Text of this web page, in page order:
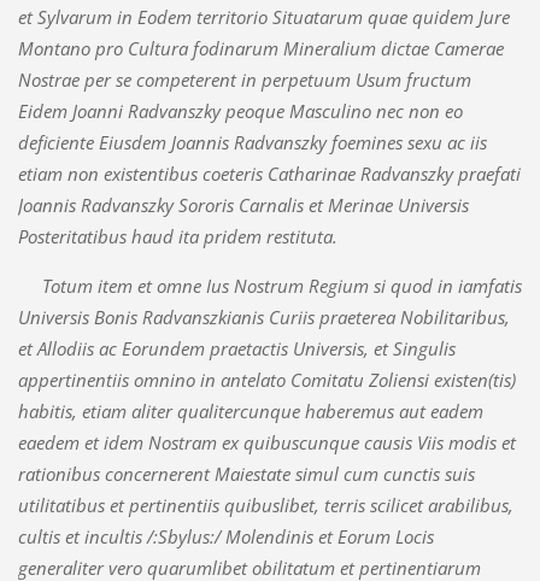
et Sylvarum in Eodem territorio Situatarum quae quidem Jure
Montano pro Cultura fodinarum Mineralium dictae Camerae
Nostrae per se competerent in perpetuum Usum fructum
Eidem Joanni Radvanszky peoque Masculino nec non eo
deficiente Eiusdem Joannis Radvanszky foemines sexu ac iis
etiam non existentibus coeteris Catharinae Radvanszky praefati
Joannis Radvanszky Sororis Carnalis et Merinae Universis
Posteritatibus haud ita pridem restituta.
Totum item et omne Ius Nostrum Regium si quod in iamfatis
Universis Bonis Radvanszkianis Curiis praeterea Nobilitaribus,
et Allodiis ac Eorundem praetactis Universis, et Singulis
appertinentiis omnino in antelato Comitatu Zoliensi existen(tis)
habitis, etiam aliter qualitercunque haberemus aut eadem
eaedem et idem Nostram ex quibuscunque causis Viis modis et
rationibus concernerent Maiestate simul cum cunctis suis
utilitatibus et pertinentiis quibuslibet, terris scilicet arabilibus,
cultis et incultis /:Sbylus:/ Molendinis et Eorum Locis
generaliter vero quarumlibet obilitatum et pertinentiarum